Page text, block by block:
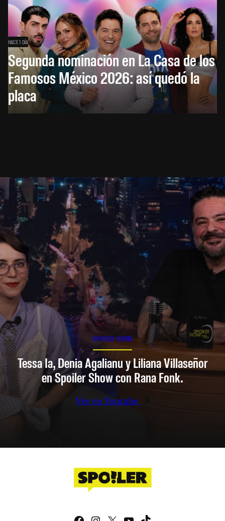
HACE 1 DÍA
Segunda nominación en La Casa de los
Famosos México 2026: así quedó la
placa
SPOILER SHOW
Tessa Ia, Denia Agalianu y Liliana Villaseñor
en Spoiler Show con Rana Fonk.
Ver en Youtube
Facebook
Instagram
X YouTube